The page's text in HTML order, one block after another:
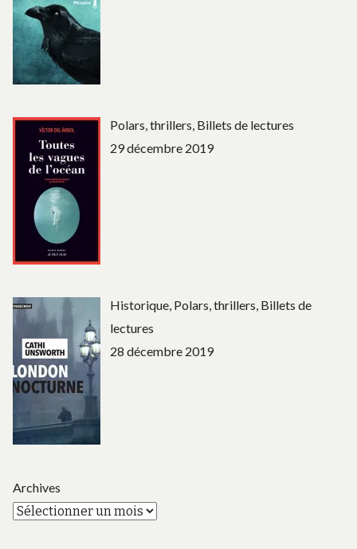
Polars, thrillers, Billets de lectures
29 décembre 2019
Historique, Polars, thrillers, Billets de
lectures
28 décembre 2019
Archives